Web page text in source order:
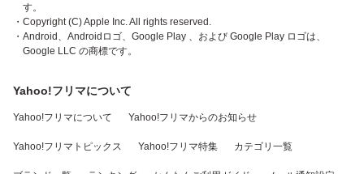
す。
・Copyright (C) Apple Inc. All rights reserved.
・Android、Androidロゴ、Google Play 、および Google Play ロゴは、
Google LLC の商標です。
Yahoo!フリマについて
Yahoo!フリマについて Yahoo!フリマからのお知らせ
Yahoo!フリマトピックス Yahoo!フリマ特集 カテゴリ一覧